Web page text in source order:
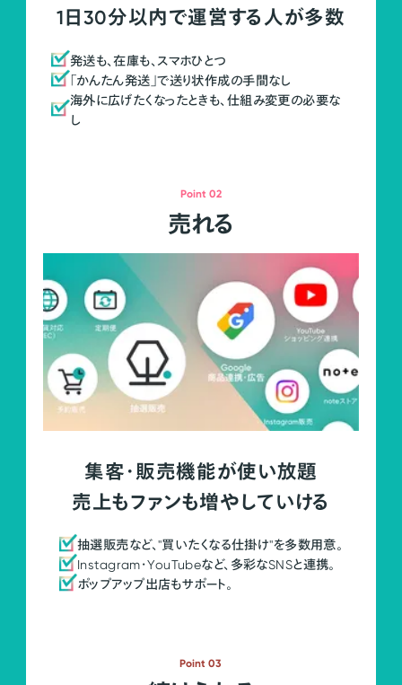
1日30分以内で運営する人が多数
発送も、在庫も、スマホひとつ
「かんたん発送」で送り状作成の手間なし
海外に広げたくなったときも、仕組み変更の必要な
し
Point 02
売れる
集客・販売機能が使い放題
売上もファンも増やしていける
抽選販売など、"買いたくなる仕掛け"を多数用意。
Instagram・YouTubeなど、多彩なSNSと連携。
ポップアップ出店もサポート。
Point 03